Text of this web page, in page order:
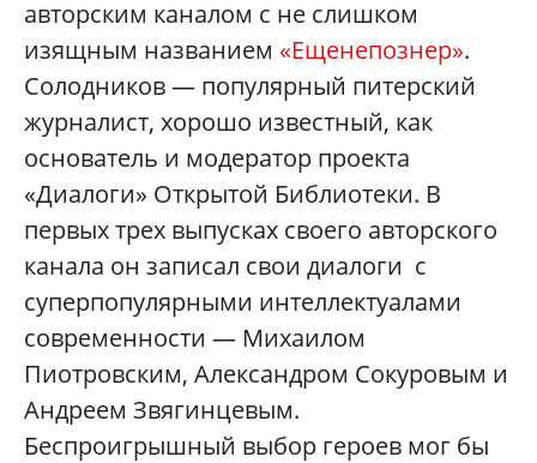
авторским каналом с не слишком
изящным названием «Ещенепознер».
Солодников — популярный питерский
журналист, хорошо известный, как
основатель и модератор проекта
«Диалоги» Открытой Библиотеки. В
первых трех выпусках своего авторского
канала он записал свои диалоги с
суперпопулярными интеллектуалами
современности — Михаилом
Пиотровским, Александром Сокуровым и
Андреем Звягинцевым.
Беспроигрышный выбор героев мог бы